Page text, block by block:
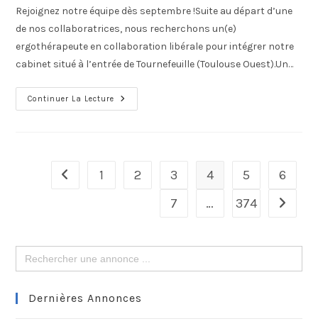
Rejoignez notre équipe dès septembre !Suite au départ d’une
de nos collaboratrices, nous recherchons un(e)
ergothérapeute en collaboration libérale pour intégrer notre
cabinet situé à l’entrée de Tournefeuille (Toulouse Ouest).Un…
Continuer La Lecture
1 2 3 4 5
6
7
… 374
Search
for:
Dernières Annonces